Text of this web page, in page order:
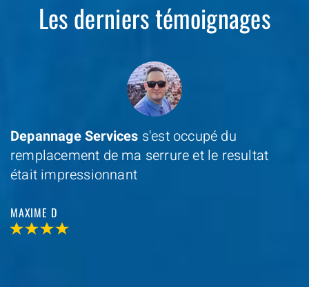
Les derniers témoignages
Depannage Services s'est occupé du
remplacement de ma serrure et le resultat
était impressionnant
MAXIME D